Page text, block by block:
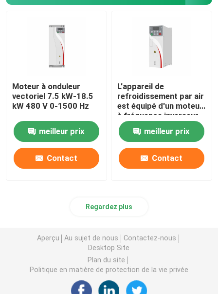
Moteur à onduleur
vectoriel 7.5 kW-18.5
kW 480 V 0-1500 Hz
meilleur prix
Contact
L'appareil de
refroidissement par air
est équipé d'un moteur
à fréquence inverseur.
meilleur prix
Contact
Regardez plus
Aperçu Au sujet de nous
Contactez-nous
Desktop Site
Plan du site
Politique en matière de protection de la vie privée